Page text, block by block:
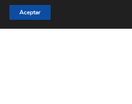
Contáctanos para más información
Aceptar